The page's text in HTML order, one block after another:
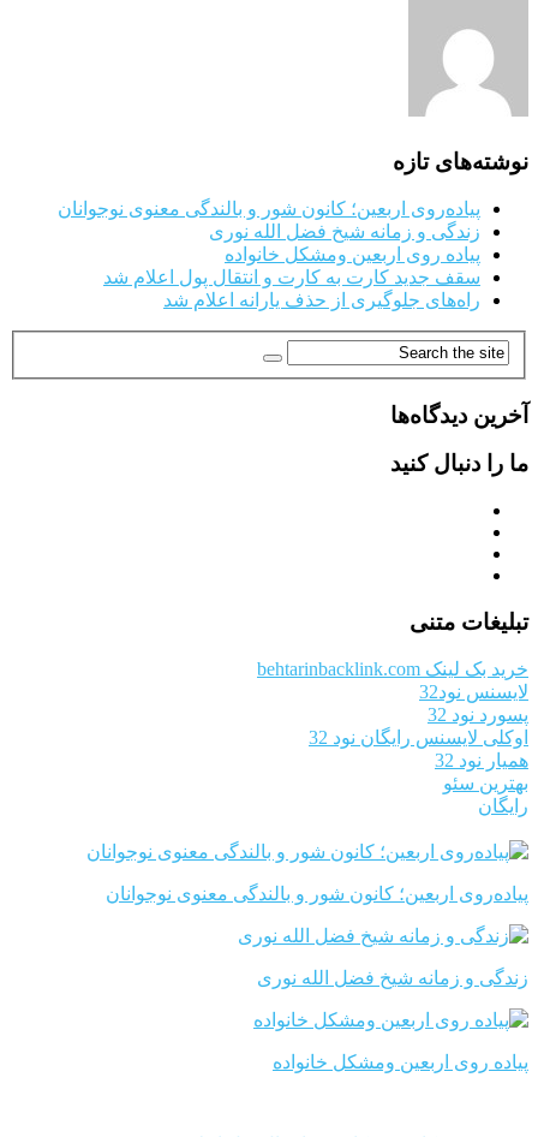
نوشته‌های تازه
پیاده‌روی اربعین؛ کانون شور و بالندگی معنوی نوجوانان
زندگی و زمانه شیخ فضل الله نوری
پیاده روی اربعین ومشکل خانواده
سقف جدید کارت به کارت و انتقال پول اعلام شد
راه‌های جلوگیری از حذف یارانه اعلام شد
آخرین دیدگاه‌ها
ما را دنبال کنید
تبلیغات متنی
خرید بک لینک behtarinbacklink.com
لایسنس نود32
پسورد نود 32
اوکلی لایسنس رایگان نود 32
همیار نود 32
بهترین سئو
رایگان
پیاده‌روی اربعین؛ کانون شور و بالندگی معنوی نوجوانان
زندگی و زمانه شیخ فضل الله نوری
پیاده روی اربعین ومشکل خانواده